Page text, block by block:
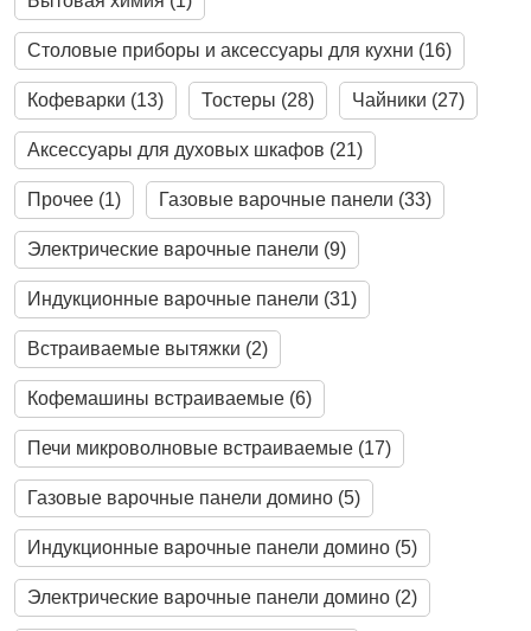
Столовые приборы и аксессуары для кухни (16)
Кофеварки (13) Тостеры (28) Чайники (27)
Аксессуары для духовых шкафов (21)
Прочее (1) Газовые варочные панели (33)
Электрические варочные панели (9)
Индукционные варочные панели (31)
Встраиваемые вытяжки (2)
Кофемашины встраиваемые (6)
Печи микроволновые встраиваемые (17)
Газовые варочные панели домино (5)
Индукционные варочные панели домино (5)
Электрические варочные панели домино (2)